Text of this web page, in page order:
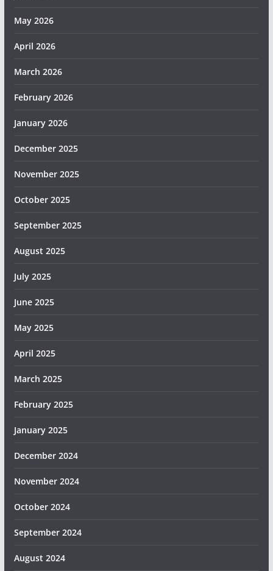
May 2026
April 2026
March 2026
February 2026
January 2026
December 2025
November 2025
October 2025
September 2025
August 2025
July 2025
June 2025
May 2025
April 2025
March 2025
February 2025
January 2025
December 2024
November 2024
October 2024
September 2024
August 2024